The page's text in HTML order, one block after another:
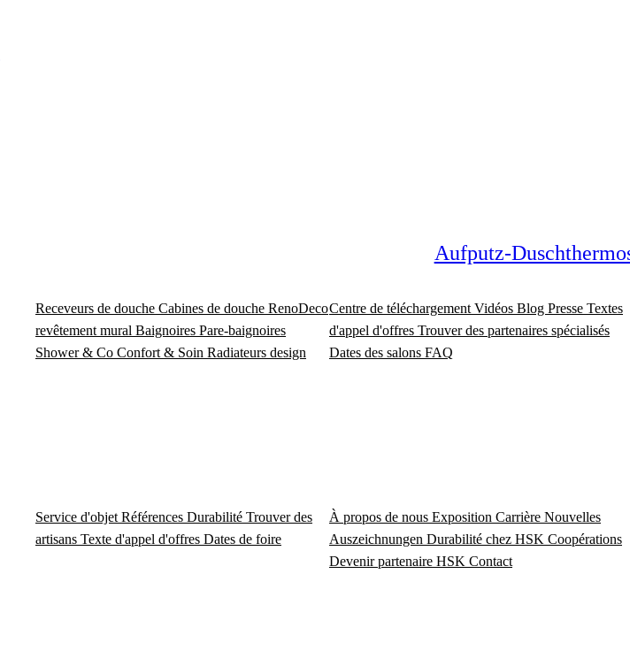
Aufputz-
Receveurs de douche Cabines de douche RenoDeco
revêtement mural Baignoires Pare-baignoires
Shower & Co Confort & Soin Radiateurs design
Centre de téléchargement Vidéos Blog Presse Textes
d'appel d'offres Trouver des partenaires spécialisés
Dates des salons FAQ
Service d'objet Références Durabilité Trouver des
artisans Texte d'appel d'offres Dates de foire
À propos de nous Exposition Carrière Nouvelles
Auszeichnungen Durabilité chez HSK Coopérations
Devenir partenaire HSK Contact